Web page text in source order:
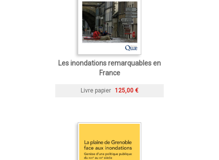
Les inondations remarquables en
France
Livre papier 125,00 €